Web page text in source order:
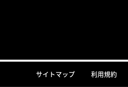
サイトマップ 利用規約